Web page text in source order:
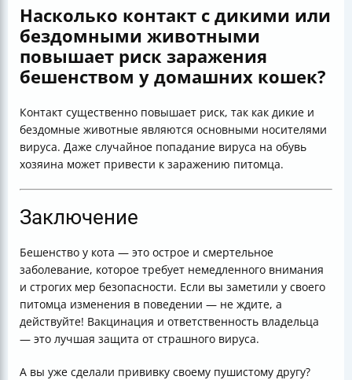
Насколько контакт с дикими или
бездомными животными
повышает риск заражения
бешенством у домашних кошек?
Контакт существенно повышает риск, так как дикие и
бездомные животные являются основными носителями
вируса. Даже случайное попадание вируса на обувь
хозяина может привести к заражению питомца.
Заключение
Бешенство у кота — это острое и смертельное
заболевание, которое требует немедленного внимания
и строгих мер безопасности. Если вы заметили у своего
питомца изменения в поведении — не ждите, а
действуйте! Вакцинация и ответственность владельца
— это лучшая защита от страшного вируса.
А вы уже сделали прививку своему пушистому другу?